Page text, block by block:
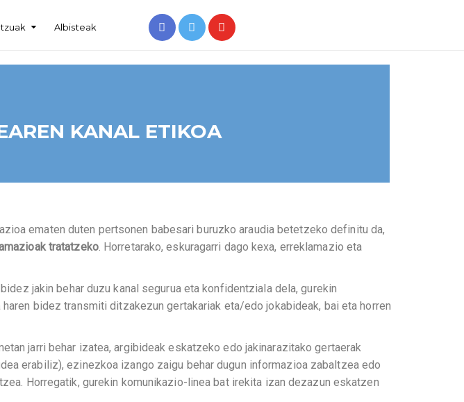
Albisteak
KANAL ETIKOA
ematen duten pertsonen babesari buruzko araudia betetzeko definitu da,
tratatzeko. Horretarako, eskuragarri dago kexa, erreklamazio eta
bidez jakin behar duzu kanal segurua eta konfidentziala dela, gurekin
bidez transmiti ditzakezun gertakariak eta/edo jokabideak, bai eta horren
jarri behar izatea, argibideak eskatzeko edo jakinarazitako gertaerak
erabiliz), ezinezkoa izango zaigu behar dugun informazioa zabaltzea edo
Horregatik, gurekin komunikazio-linea bat irekita izan dezazun eskatzen